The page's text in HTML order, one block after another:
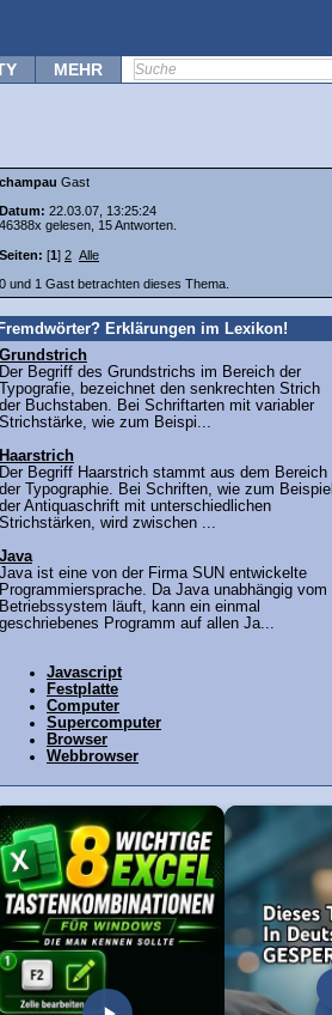
MEHR
champau Gast
Datum: 22.03.07, 13:25:24
46388x gelesen, 15 Antworten.
Seiten: [1] 2 Alle
0 und 1 Gast betrachten dieses Thema.
Fremdwörter? Erklärungen im Lexikon!
Grundstrich
Der Begriff des Grundstrichs im Bereich der
Typografie, bezeichnet den senkrechten Strich
der Buchstaben. Bei Schriftarten mit variabler
Strichstärke, wie zum Beispi...
Haarstrich
Der Begriff Haarstrich stammt aus dem Bereich
der Typographie. Bei Schriften, wie zum Beispiel
der Antiquaschrift mit unterschiedlichen
Strichstärken, wird zwischen ...
Java
Java ist eine von der Firma SUN entwickelte
Programmiersprache. Da Java unabhängig vom
Betriebssystem läuft, kann ein einmal
geschriebenes Programm auf allen Ja...
Javascript
Festplatte
Computer
Supercomputer
Browser
Webbrowser